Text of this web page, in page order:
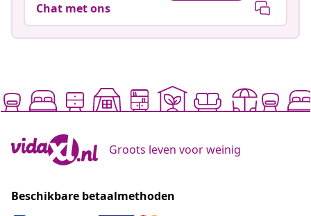
Chat met ons
Groots leven voor weinig
Beschikbare betaalmethoden